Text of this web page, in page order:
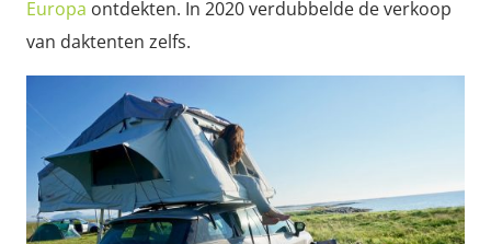
Europa ontdekten. In 2020 verdubbelde de verkoop
van daktenten zelfs.